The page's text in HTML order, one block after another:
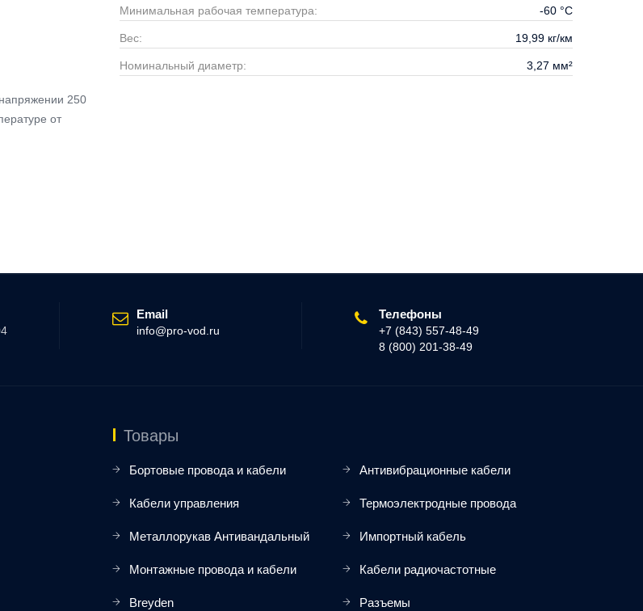
250
от
Минимальная рабочая температура: -60 °С
Вес: 19,99 кг/км
Номинальный диаметр: 3,27 мм²
Email
info@pro-vod.ru
Телефоны
+7 (843) 557-48-49
8 (800) 201-38-49
Товары
Бортовые провода и кабели Антивибрационные кабели
Кабели управления Термоэлектродные провода
Металлорукав Антивандальный Импортный кабель
Монтажные провода и кабели Кабели радиочастотные
Breyden Разъемы